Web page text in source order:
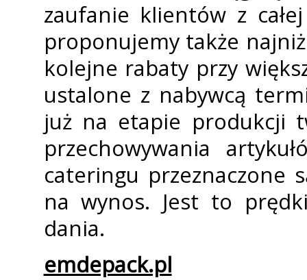
zaufanie klientów z
proponujemy także
kolejne rabaty przy
ustalone z nabywcą
już na etapie produkcji
przechowywania
cateringu przeznaczone
na wynos. Jest to
dania.
emdepack.pl